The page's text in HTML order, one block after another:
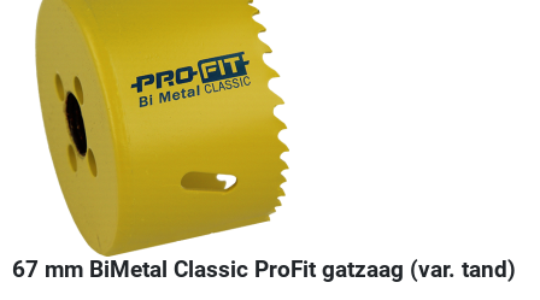
67 mm BiMetal Classic ProFit gatzaag (var. tand)